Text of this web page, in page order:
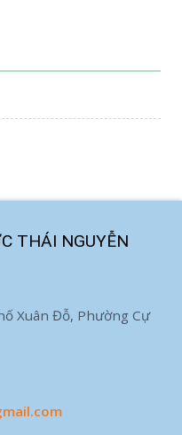
THÁI NGUYỄN
Xuân Đỗ, Phường Cự